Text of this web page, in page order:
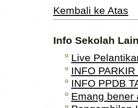
Kembali ke Atas
Info Sekolah
Live
INFO
INFO PPDB
Emang bener